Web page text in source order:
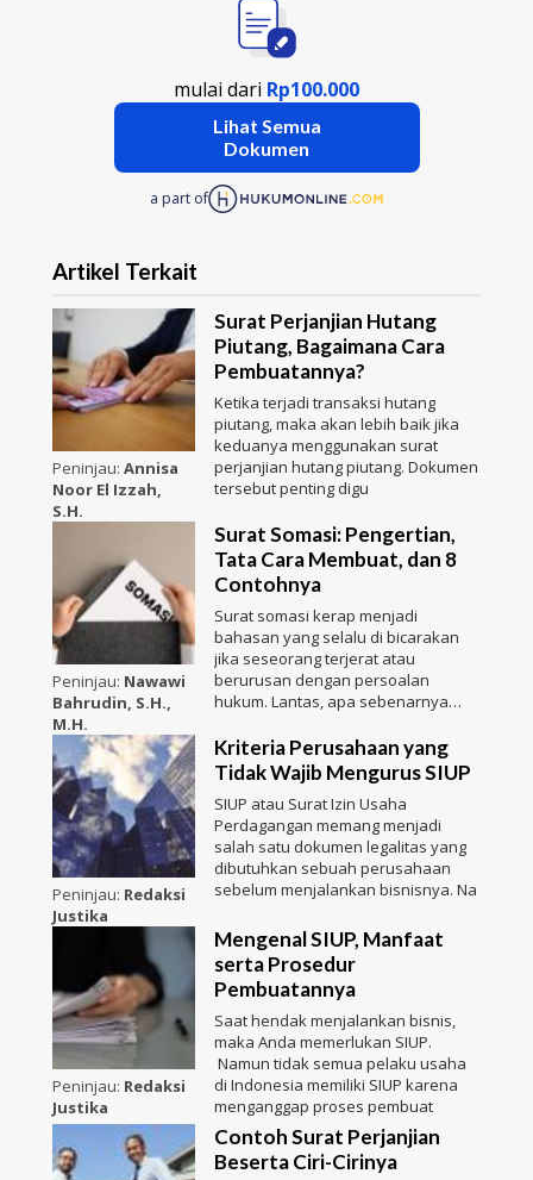
mulai dari Rp100.000
Lihat Semua
Dokumen
a part of
Artikel Terkait
Peninjau: Annisa
Noor El Izzah,
S.H.
Surat Perjanjian Hutang
Piutang, Bagaimana Cara
Pembuatannya?
Ketika terjadi transaksi hutang
piutang, maka akan lebih baik jika
keduanya menggunakan surat
perjanjian hutang piutang. Dokumen
tersebut penting digu
Peninjau: Nawawi
Bahrudin, S.H.,
M.H.
Surat Somasi: Pengertian,
Tata Cara Membuat, dan 8
Contohnya
Surat somasi kerap menjadi
bahasan yang selalu di bicarakan
jika seseorang terjerat atau
berurusan dengan persoalan
hukum. Lantas, apa sebenarnya
Peninjau: Redaksi
Justika
Kriteria Perusahaan yang
Tidak Wajib Mengurus SIUP
SIUP atau Surat Izin Usaha
Perdagangan memang menjadi
salah satu dokumen legalitas yang
dibutuhkan sebuah perusahaan
sebelum menjalankan bisnisnya. Na
Peninjau: Redaksi
Justika
Mengenal SIUP, Manfaat
serta Prosedur
Pembuatannya
Saat hendak menjalankan bisnis,
maka Anda memerlukan SIUP.
Namun tidak semua pelaku usaha
di Indonesia memiliki SIUP karena
menganggap proses pembuat
Contoh Surat Perjanjian
Beserta Ciri-Cirinya